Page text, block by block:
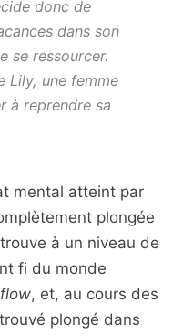
donc de
dans son
se ressourcer.
Lily, une femme
à reprendre sa
mental atteint par
plongée
à un niveau de
fi du monde
flow, et, au cours des
plongé dans